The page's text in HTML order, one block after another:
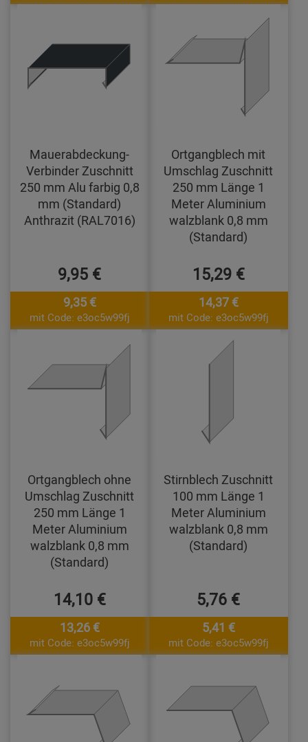
Mauerabdeckung-
Verbinder Zuschnitt
250 mm Alu farbig 0,8
mm (Standard)
Anthrazit (RAL7016)
9,95 €
9,35 €
mit Code: e3oc5w99fj
Ortgangblech mit
Umschlag Zuschnitt
250 mm Länge 1
Meter Aluminium
walzblank 0,8 mm
(Standard)
15,29 €
14,37 €
mit Code: e3oc5w99fj
Ortgangblech ohne
Umschlag Zuschnitt
250 mm Länge 1
Meter Aluminium
walzblank 0,8 mm
(Standard)
14,10 €
13,26 €
mit Code: e3oc5w99fj
Stirnblech Zuschnitt
100 mm Länge 1
Meter Aluminium
walzblank 0,8 mm
(Standard)
5,76 €
5,41 €
mit Code: e3oc5w99fj